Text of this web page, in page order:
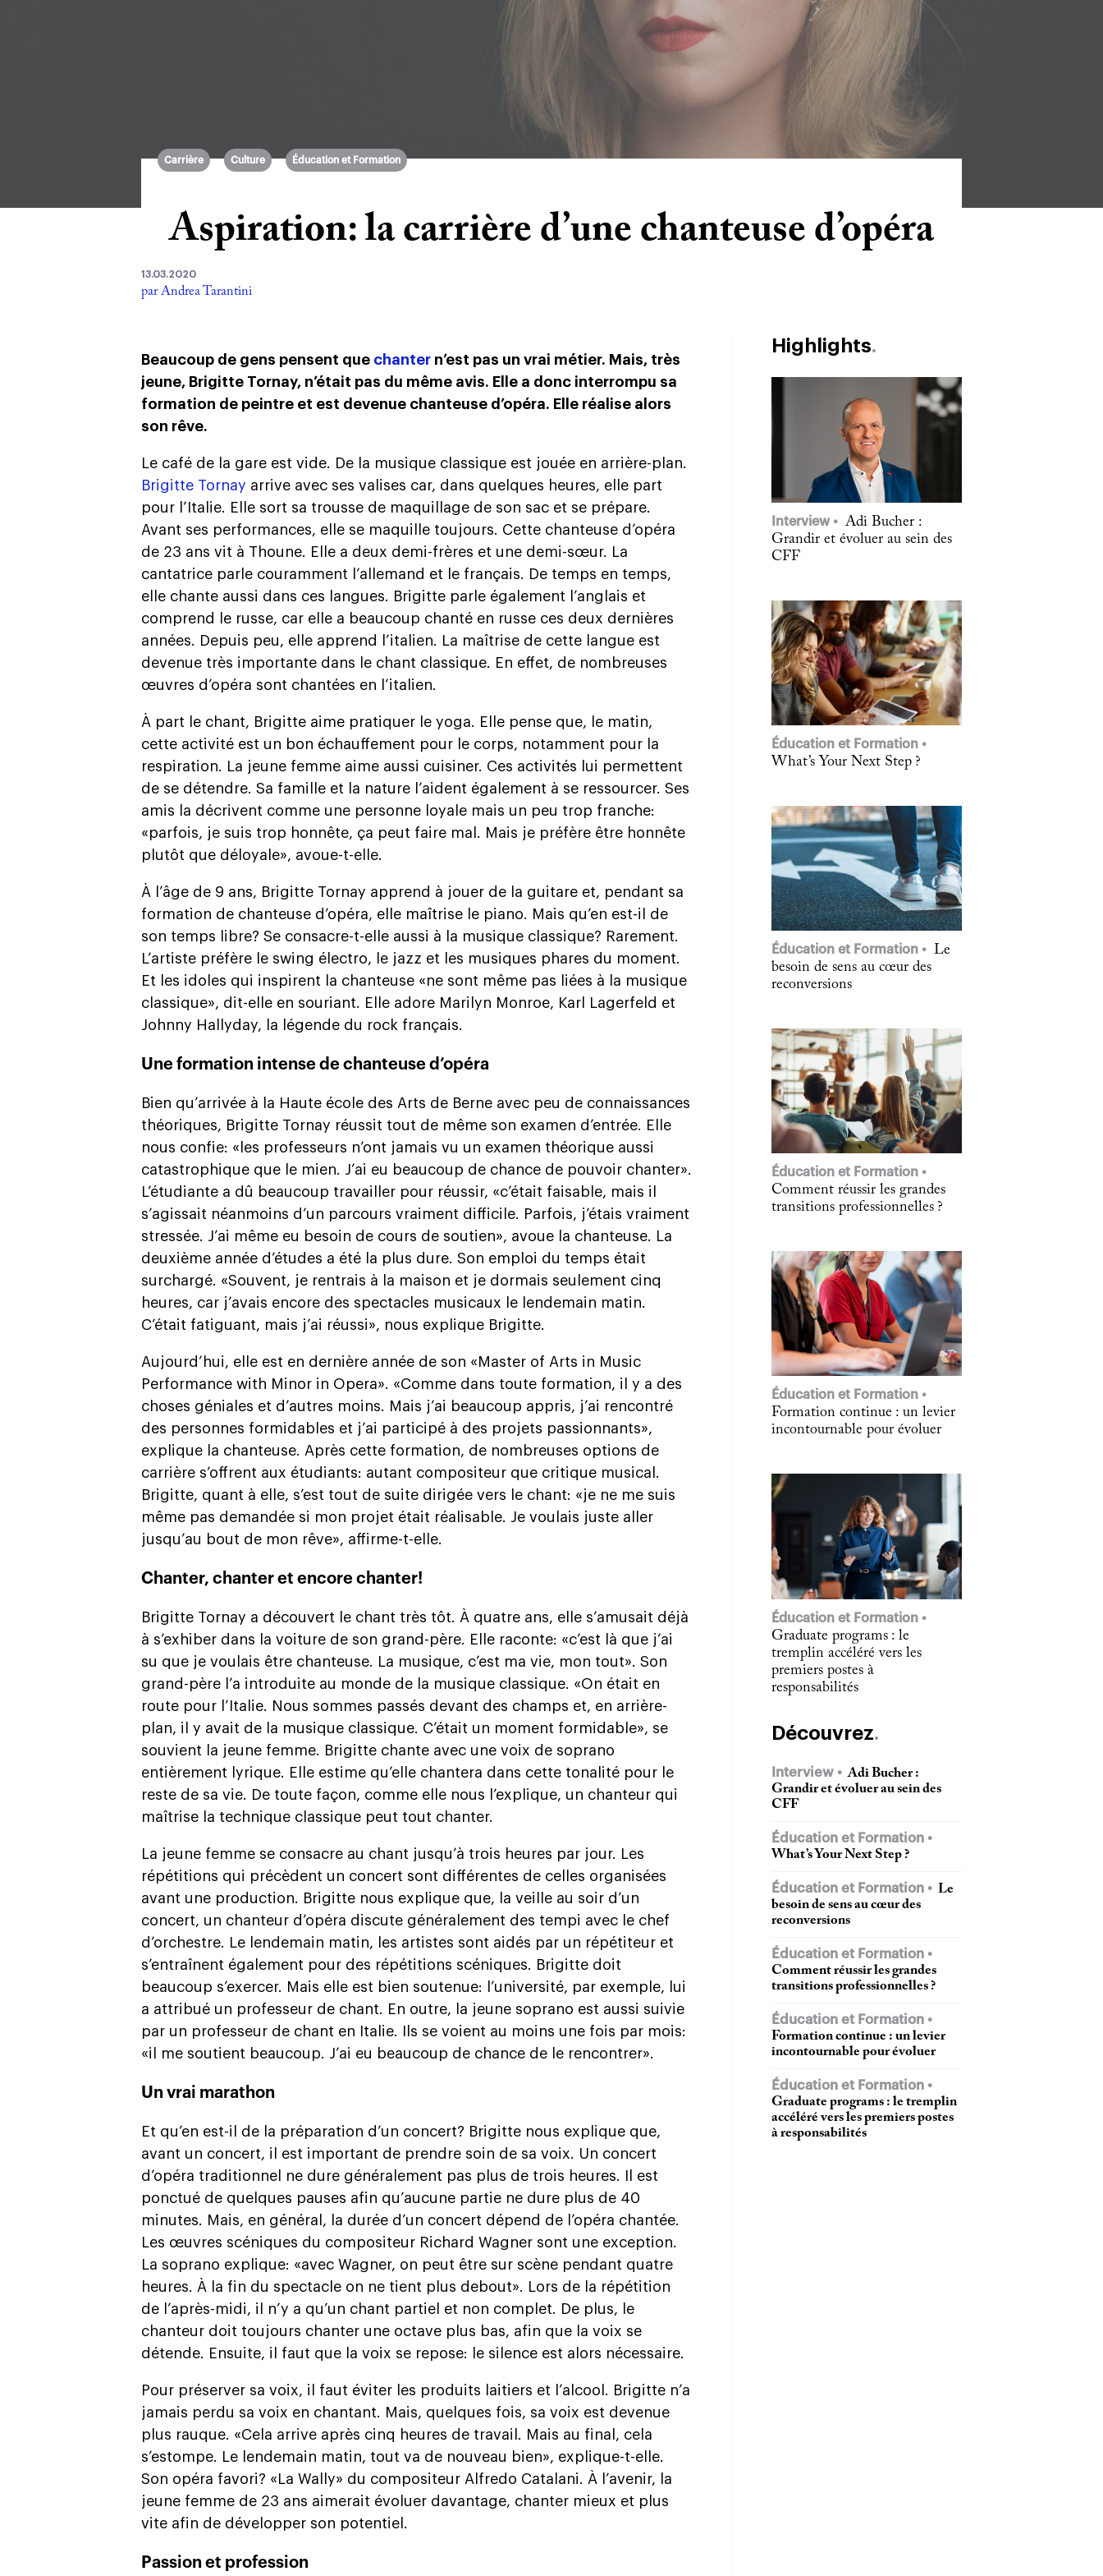
Carrière Culture Éducation et Formation
Aspiration: la carrière d’une chanteuse d’opéra
13.03.2020
par Andrea Tarantini
Beaucoup de gens pensent que chanter n’est pas un vrai métier. Mais, très
jeune, Brigitte Tornay, n’était pas du même avis. Elle a donc interrompu sa
formation de peintre et est devenue chanteuse d’opéra. Elle réalise alors
son rêve.
Le café de la gare est vide. De la musique classique est jouée en arrière-plan.
Brigitte Tornay arrive avec ses valises car, dans quelques heures, elle part
pour l’Italie. Elle sort sa trousse de maquillage de son sac et se prépare.
Avant ses performances, elle se maquille toujours. Cette chanteuse d’opéra
de 23 ans vit à Thoune. Elle a deux demi-frères et une demi-sœur. La
cantatrice parle couramment l’allemand et le français. De temps en temps,
elle chante aussi dans ces langues. Brigitte parle également l’anglais et
comprend le russe, car elle a beaucoup chanté en russe ces deux dernières
années. Depuis peu, elle apprend l’italien. La maîtrise de cette langue est
devenue très importante dans le chant classique. En effet, de nombreuses
œuvres d’opéra sont chantées en l’italien.
À part le chant, Brigitte aime pratiquer le yoga. Elle pense que, le matin,
cette activité est un bon échauffement pour le corps, notamment pour la
respiration. La jeune femme aime aussi cuisiner. Ces activités lui permettent
de se détendre. Sa famille et la nature l’aident également à se ressourcer. Ses
amis la décrivent comme une personne loyale mais un peu trop franche:
«parfois, je suis trop honnête, ça peut faire mal. Mais je préfère être honnête
plutôt que déloyale», avoue-t-elle.
À l’âge de 9 ans, Brigitte Tornay apprend à jouer de la guitare et, pendant sa
formation de chanteuse d’opéra, elle maîtrise le piano. Mais qu’en est-il de
son temps libre? Se consacre-t-elle aussi à la musique classique? Rarement.
L’artiste préfère le swing électro, le jazz et les musiques phares du moment.
Et les idoles qui inspirent la chanteuse «ne sont même pas liées à la musique
classique», dit-elle en souriant. Elle adore Marilyn Monroe, Karl Lagerfeld et
Johnny Hallyday, la légende du rock français.
Une formation intense de chanteuse d’opéra
Bien qu’arrivée à la Haute école des Arts de Berne avec peu de connaissances
théoriques, Brigitte Tornay réussit tout de même son examen d’entrée. Elle
nous confie: «les professeurs n’ont jamais vu un examen théorique aussi
catastrophique que le mien. J’ai eu beaucoup de chance de pouvoir chanter».
L’étudiante a dû beaucoup travailler pour réussir, «c’était faisable, mais il
s’agissait néanmoins d’un parcours vraiment difficile. Parfois, j’étais vraiment
stressée. J’ai même eu besoin de cours de soutien», avoue la chanteuse. La
deuxième année d’études a été la plus dure. Son emploi du temps était
surchargé. «Souvent, je rentrais à la maison et je dormais seulement cinq
heures, car j’avais encore des spectacles musicaux le lendemain matin.
C’était fatiguant, mais j’ai réussi», nous explique Brigitte.
Aujourd’hui, elle est en dernière année de son «Master of Arts in Music
Performance with Minor in Opera». «Comme dans toute formation, il y a des
choses géniales et d’autres moins. Mais j’ai beaucoup appris, j’ai rencontré
des personnes formidables et j’ai participé à des projets passionnants»,
explique la chanteuse. Après cette formation, de nombreuses options de
carrière s’offrent aux étudiants: autant compositeur que critique musical.
Brigitte, quant à elle, s’est tout de suite dirigée vers le chant: «je ne me suis
même pas demandée si mon projet était réalisable. Je voulais juste aller
jusqu’au bout de mon rêve», affirme-t-elle.
Chanter, chanter et encore chanter!
Brigitte Tornay a découvert le chant très tôt. À quatre ans, elle s’amusait déjà
à s’exhiber dans la voiture de son grand-père. Elle raconte: «c’est là que j’ai
su que je voulais être chanteuse. La musique, c’est ma vie, mon tout». Son
grand-père l’a introduite au monde de la musique classique. «On était en
route pour l’Italie. Nous sommes passés devant des champs et, en arrière-
plan, il y avait de la musique classique. C’était un moment formidable», se
souvient la jeune femme. Brigitte chante avec une voix de soprano
entièrement lyrique. Elle estime qu’elle chantera dans cette tonalité pour le
reste de sa vie. De toute façon, comme elle nous l’explique, un chanteur qui
maîtrise la technique classique peut tout chanter.
La jeune femme se consacre au chant jusqu’à trois heures par jour. Les
répétitions qui précèdent un concert sont différentes de celles organisées
avant une production. Brigitte nous explique que, la veille au soir d’un
concert, un chanteur d’opéra discute généralement des tempi avec le chef
d’orchestre. Le lendemain matin, les artistes sont aidés par un répétiteur et
s’entraînent également pour des répétitions scéniques. Brigitte doit
beaucoup s’exercer. Mais elle est bien soutenue: l’université, par exemple, lui
a attribué un professeur de chant. En outre, la jeune soprano est aussi suivie
par un professeur de chant en Italie. Ils se voient au moins une fois par mois:
«il me soutient beaucoup. J’ai eu beaucoup de chance de le rencontrer».
Un vrai marathon
Et qu’en est-il de la préparation d’un concert? Brigitte nous explique que,
avant un concert, il est important de prendre soin de sa voix. Un concert
d’opéra traditionnel ne dure généralement pas plus de trois heures. Il est
ponctué de quelques pauses afin qu’aucune partie ne dure plus de 40
minutes. Mais, en général, la durée d’un concert dépend de l’opéra chantée.
Les œuvres scéniques du compositeur Richard Wagner sont une exception.
La soprano explique: «avec Wagner, on peut être sur scène pendant quatre
heures. À la fin du spectacle on ne tient plus debout». Lors de la répétition
de l’après-midi, il n’y a qu’un chant partiel et non complet. De plus, le
chanteur doit toujours chanter une octave plus bas, afin que la voix se
détende. Ensuite, il faut que la voix se repose: le silence est alors nécessaire.
Pour préserver sa voix, il faut éviter les produits laitiers et l’alcool. Brigitte n’a
jamais perdu sa voix en chantant. Mais, quelques fois, sa voix est devenue
plus rauque. «Cela arrive après cinq heures de travail. Mais au final, cela
s’estompe. Le lendemain matin, tout va de nouveau bien», explique-t-elle.
Son opéra favori? «La Wally» du compositeur Alfredo Catalani. À l’avenir, la
jeune femme de 23 ans aimerait évoluer davantage, chanter mieux et plus
vite afin de développer son potentiel.
Passion et profession
Highlights
Interview
Adi Bucher :
Grandir et évoluer au sein des
CFF
Éducation et Formation
What’s Your Next Step ?
Éducation et Formation
Le
besoin de sens au cœur des
reconversions
Éducation et Formation
Comment réussir les grandes
transitions professionnelles ?
Éducation et Formation
Formation continue : un levier
incontournable pour évoluer
Éducation et Formation
Graduate programs : le
tremplin accéléré vers les
premiers postes à
responsabilités
Découvrez
Interview
Adi Bucher :
Grandir et évoluer au sein des
CFF
Éducation et Formation
What’s Your Next Step ?
Éducation et Formation
Le
besoin de sens au cœur des
reconversions
Éducation et Formation
Comment réussir les grandes
transitions professionnelles ?
Éducation et Formation
Formation continue : un levier
incontournable pour évoluer
Éducation et Formation
Graduate programs : le tremplin
accéléré vers les premiers postes
à responsabilités